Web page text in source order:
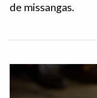
de missangas.